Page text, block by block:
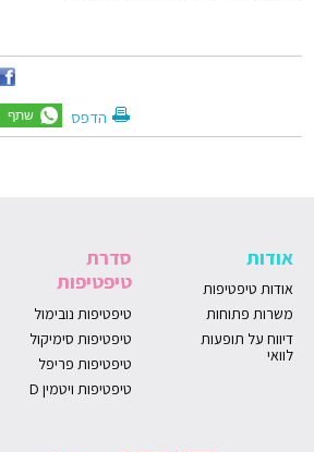
הדפס
אודות
אודות טיפטיפות
משרות פתוחות
דיווח על תופעות
לוואי
סדרת
טיפטיפות
טיפטיפות נובימול
טיפטיפות סימיקול
טיפטיפות פריפל
טיפטיפות ויטמין D